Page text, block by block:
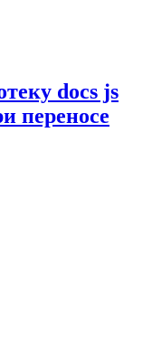
docs js
переносе